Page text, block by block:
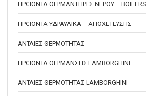
ΠΡΟΪΟΝΤΑ ΘΕΡΜΑΝΤΗΡΕΣ ΝΕΡΟΥ – BOILERS
ΠΡΟΪΟΝΤΑ ΥΔΡΑΥΛΙΚΑ – ΑΠΟΧΕΤΕΥΣΗΣ
ΑΝΤΛΙΕΣ ΘΕΡΜΟΤΗΤΑΣ
ΠΡΟΪΟΝΤΑ ΘΕΡΜΑΝΣΗΣ LAMBORGHINI
ΑΝΤΛΙΕΣ ΘΕΡΜΟΤΗΤΑΣ LAMBORGHINI